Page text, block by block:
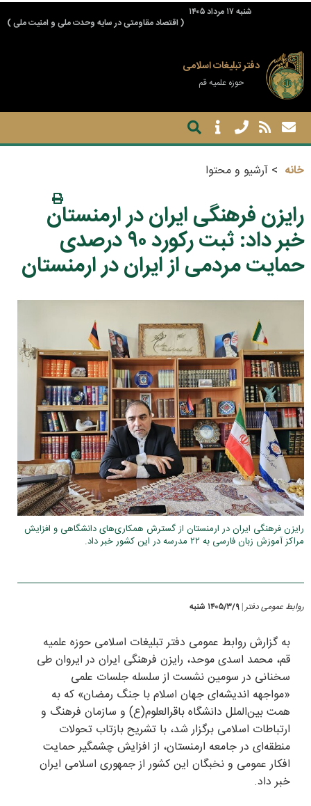
شنبه ۱۷ مرداد ۱۴۰۵
( اقتصاد مقاومتی در سایه وحدت ملی و امنیت ملی )
دفتر تبلیغات اسلامی
حوزه علمیه قم
خانه آرشیو و محتوا
رایزن فرهنگی ایران در ارمنستان
خبر داد: ثبت رکورد ۹۰ درصدی
حمایت مردمی از ایران در ارمنستان
رایزن فرهنگی ایران در ارمنستان از گسترش همکاری‌های دانشگاهی و افزایش
مراکز آموزش زبان فارسی به ۲۲ مدرسه در این کشور خبر داد.
روابط عمومی دفتر | ۱۴۰۵/۳/۹ شنبه
به گزارش روابط عمومی دفتر تبلیغات اسلامی حوزه علمیه
قم، محمد اسدی موحد، رایزن فرهنگی ایران در ایروان طی
سخنانی در سومین نشست از سلسله جلسات علمی
«مواجهه اندیشه‌ای جهان اسلام با جنگ رمضان» که به
همت بین‌الملل دانشگاه باقرالعلوم(ع) و سازمان فرهنگ و
ارتباطات اسلامی برگزار شد، با تشریح بازتاب تحولات
منطقه‌ای در جامعه ارمنستان، از افزایش چشمگیر حمایت
افکار عمومی و نخبگان این کشور از جمهوری اسلامی ایران
خبر داد.